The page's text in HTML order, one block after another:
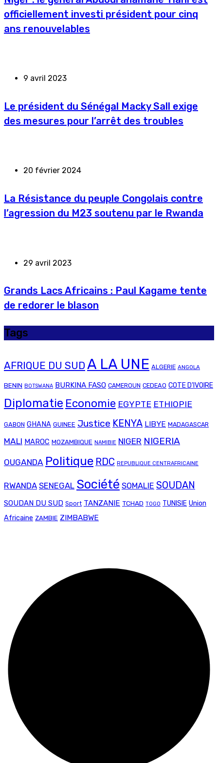
officiellement investi président pour cinq
ans renouvelables
9 avril 2023
Le président du Sénégal Macky Sall exige
des mesures pour l’arrêt des troubles
20 février 2024
La Résistance du peuple Congolais contre
l’agression du M23 soutenu par le Rwanda
29 avril 2023
Grands Lacs Africains : Paul Kagame tente
de redorer le blason
Tags
AFRIQUE DU SUD A LA UNE ALGERIE ANGOLA
BENIN BOTSWANA BURKINA FASO CAMEROUN CEDEAO COTE D'IVOIRE
Diplomatie Economie EGYPTE ETHIOPIE
GABON GHANA GUINEE Justice KENYA LIBYE MADAGASCAR
MALI MAROC MOZAMBIQUE NAMIBIE NIGER NIGERIA
OUGANDA Politique RDC REPUBLIQUE CENTRAFRICAINE
RWANDA SENEGAL Société SOMALIE SOUDAN
SOUDAN DU SUD Sport TANZANIE TCHAD TOGO TUNISIE Union
Africaine ZAMBIE ZIMBABWE